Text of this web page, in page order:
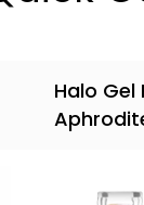
Halo Gel